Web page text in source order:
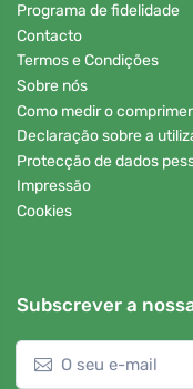
Programa de fidelidade
Contacto
Termos e Condições
Sobre nós
Como medir o
Declaração sobre a
Protecção de dados
Impressão
Cookies
Subscrever a